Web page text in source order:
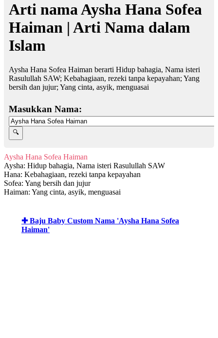
Arti nama Aysha Hana Sofea
Haiman | Arti Nama dalam
Islam
Aysha Hana Sofea Haiman berarti Hidup bahagia, Nama isteri
Rasulullah SAW; Kebahagiaan, rezeki tanpa kepayahan; Yang
bersih dan jujur; Yang cinta, asyik, menguasai
Masukkan Nama:
Aysha Hana Sofea Haiman
Aysha: Hidup bahagia, Nama isteri Rasulullah SAW
Hana: Kebahagiaan, rezeki tanpa kepayahan
Sofea: Yang bersih dan jujur
Haiman: Yang cinta, asyik, menguasai
✚ Baju Baby Custom Nama 'Aysha Hana Sofea
Haiman'